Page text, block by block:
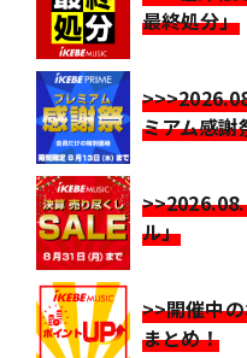
最終処分」
ミアム感謝
ル」
>>開催中
まとめ！